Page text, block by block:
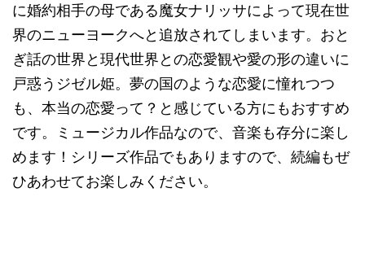
に婚約相手の母である魔女ナリッサによって現在世
界のニューヨークへと追放されてしまいます。おと
ぎ話の世界と現代世界との恋愛観や愛の形の違いに
戸惑うジゼル姫。夢の国のような恋愛に憧れつつ
も、本当の恋愛って？と感じている方にもおすすめ
です。ミュージカル作品なので、音楽も存分に楽し
めます！シリーズ作品でもありますので、続編もぜ
ひあわせてお楽しみください。